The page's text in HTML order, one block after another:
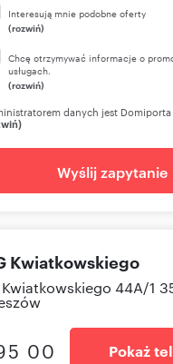
Interesują mnie podobne oferty
(rozwiń)
Chcę otrzymywać informacje o
usługach.
(rozwiń)
danych jest Domiporta
Wyślij zapytanie
Kwiatkowskiego
44A/1
00 Pokaż